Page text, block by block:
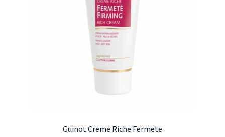
Guinot Creme Riche Fermete